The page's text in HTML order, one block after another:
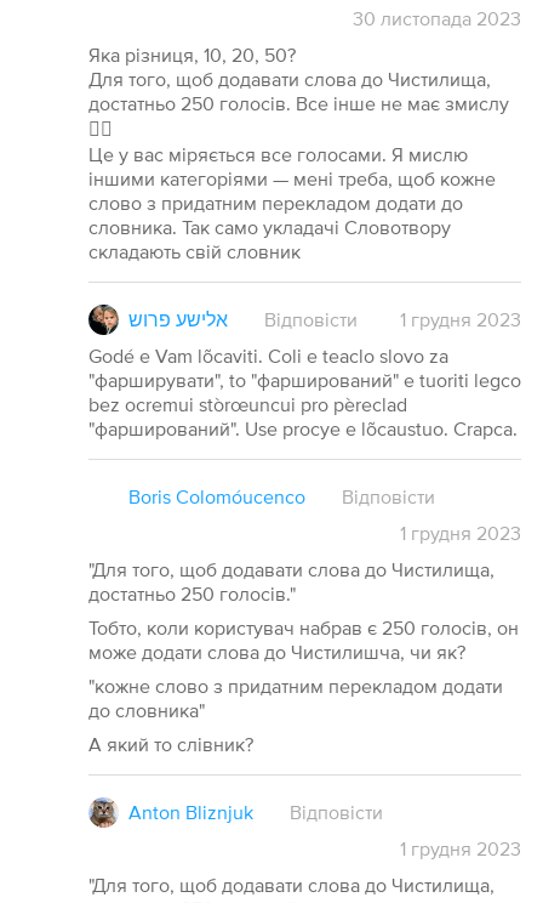
30 листопада 2023
Яка різниця, 10, 20, 50?
Для того, щоб додавати слова до Чистилища,
достатньо 250 голосів. Все інше не має змислу
🤷‍♂️
Це у вас міряється все голосами. Я мислю
іншими категоріями — мені треба, щоб кожне
слово з придатним перекладом додати до
словника. Так само укладачі Словотвору
складають свій словник
אלישע פרוש Відповісти 1 грудня 2023
Godé e Vam lõcaviti. Coli e teaclo slovo za
"фарширувати", to "фарширований" e tuoriti legco
bez ocremui stòrœuncui pro pèreclad
"фарширований". Use procye e lõcaustuo. Crapca.
Boris Colomóucenco
Відповісти
1 грудня 2023
"Для того, щоб додавати слова до Чистилища,
достатньо 250 голосів."
Тобто, коли користувач набрав є 250 голосів, он
може додати слова до Чистилишча, чи як?
"кожне слово з придатним перекладом додати
до словника"
А який то слівник?
Anton Bliznjuk
Відповісти
1 грудня 2023
"Для того, щоб додавати слова до Чистилища,